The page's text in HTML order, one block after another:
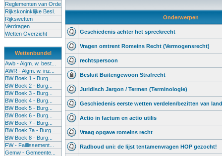
Reglementen van Orde
Rijkskoninklijke Besl.
Rijkswetten
Verdragen
Wetten Overzicht
Wettenbundel
Awb - Algm. w. best...
AWR - Algm. w. inz...
BW Boek 1 - Burg...
BW Boek 2 - Burg...
BW Boek 3 - Burg...
BW Boek 4 - Burg...
BW Boek 5 - Burg...
BW Boek 6 - Burg...
BW Boek 7 - Burg...
BW Boek 7a - Burg...
BW Boek 8 - Burg...
FW - Faillissement...
Gemw - Gemeente...
Onderwerpen
Geschiedenis achter het spreekrecht
Vragen omtrent Romeins Recht (Vermogensrecht)
rechtspersoon
Besluit Buitengewoon Strafrecht
Juridisch Jargon / Termen (Terminologie)
Geschiedenis eerste wetten verdelen/bezitten van land
Actio in factum en actio utilis
Vraag opgave romeins recht
Radboud uni: de lijst tentamenvragen HOP gezocht!